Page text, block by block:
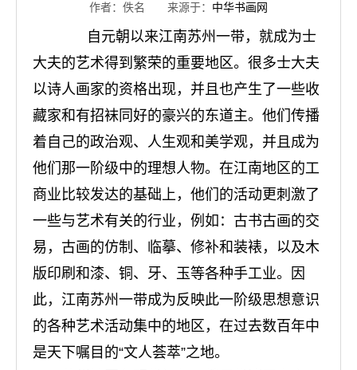
作者：佚名 来源于： 中华书画网
自元朝以来江南苏州一带，就成为士
大夫的艺术得到繁荣的重要地区。很多士大夫
以诗人画家的资格出现，并且也产生了一些收
藏家和有招袜同好的豪兴的东道主。他们传播
着自己的政治观、人生观和美学观，并且成为
他们那一阶级中的理想人物。在江南地区的工
商业比较发达的基础上，他们的活动更刺激了
一些与艺术有关的行业，例如：古书古画的交
易，古画的仿制、临摹、修补和装裱，以及木
版印刷和漆、铜、牙、玉等各种手工业。因
此，江南苏州一带成为反映此一阶级思想意识
的各种艺术活动集中的地区，在过去数百年中
是天下嘱目的“文人荟萃”之地。